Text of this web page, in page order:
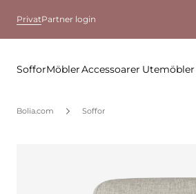
PrivatPartner login
SofforMöblerAccessoarer Utemöbler
Bolia.com Soffor